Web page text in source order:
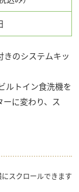
きのシステムキッ
ルトイン食洗機を
に変わり、ス
スクロールできます